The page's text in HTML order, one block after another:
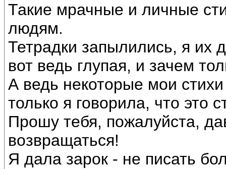
Такие мрачные и личные
людям.
Тетрадки запылились, я их
вот ведь глупая, и зачем
А ведь некоторые мои
только я говорила, что это
Прошу тебя, пожалуйста,
возвращаться!
Я дала зарок - не писать